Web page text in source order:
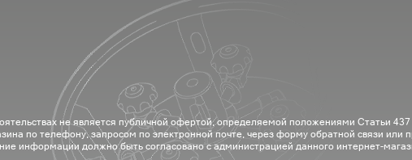
не является публичной офертой, определяемой положениями Статьи
по телефону, запросом по электронной почте, через форму обратной связи
информации должно быть согласовано с администрацией данного интернет-